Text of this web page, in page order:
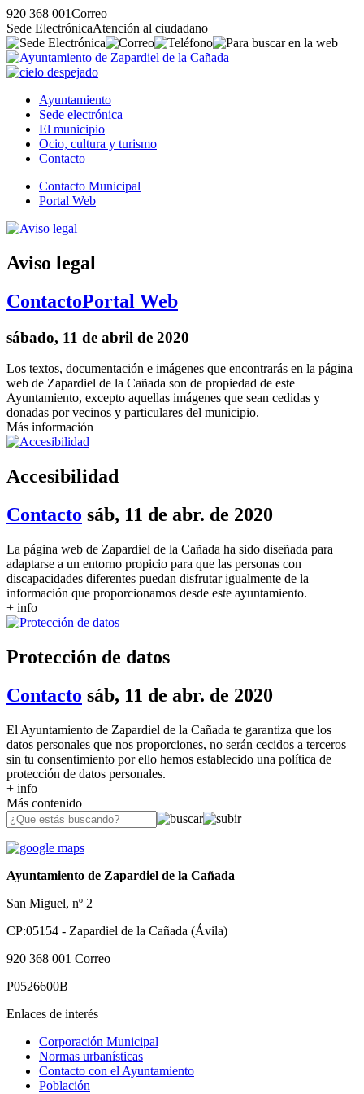
920 368 001Correo
Sede ElectrónicaAtención al ciudadano
Ayuntamiento
Sede electrónica
El municipio
Ocio, cultura y turismo
Contacto
Contacto Municipal
Portal Web
Aviso legal
ContactoPortal Web
sábado, 11 de abril de 2020
Los textos, documentación e imágenes que encontrarás en la página
web de Zapardiel de la Cañada son de propiedad de este
Ayuntamiento, excepto aquellas imágenes que sean cedidas y
donadas por vecinos y particulares del municipio.
Más información
Accesibilidad
Contacto sáb, 11 de abr. de 2020
La página web de Zapardiel de la Cañada ha sido diseñada para
adaptarse a un entorno propicio para que las personas con
discapacidades diferentes puedan disfrutar igualmente de la
información que proporcionamos desde este ayuntamiento.
+ info
Protección de datos
Contacto sáb, 11 de abr. de 2020
El Ayuntamiento de Zapardiel de la Cañada te garantiza que los
datos personales que nos proporciones, no serán cecidos a terceros
sin tu consentimiento por ello hemos establecido una política de
protección de datos personales.
+ info
Más contenido
Ayuntamiento de Zapardiel de la Cañada
San Miguel, nº 2
CP:05154 - Zapardiel de la Cañada (Ávila)
920 368 001 Correo
P0526600B
Enlaces de interés
Corporación Municipal
Normas urbanísticas
Contacto con el Ayuntamiento
Población